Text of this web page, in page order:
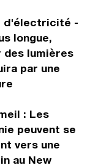
d'électricité -
longue,
des lumières
par une
: Les
peuvent se
vers une
au New